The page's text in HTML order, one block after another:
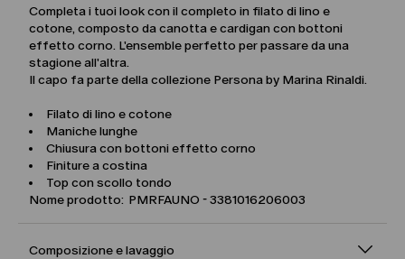
Completa i tuoi look con il completo in filato di lino e
cotone, composto da canotta e cardigan con bottoni
effetto corno. L'ensemble perfetto per passare da una
stagione all'altra.
Il capo fa parte della collezione Persona by Marina Rinaldi.
Filato di lino e cotone
Maniche lunghe
Chiusura con bottoni effetto corno
Finiture a costina
Top con scollo tondo
Nome prodotto: PMRFAUNO - 3381016206003
Composizione e lavaggio